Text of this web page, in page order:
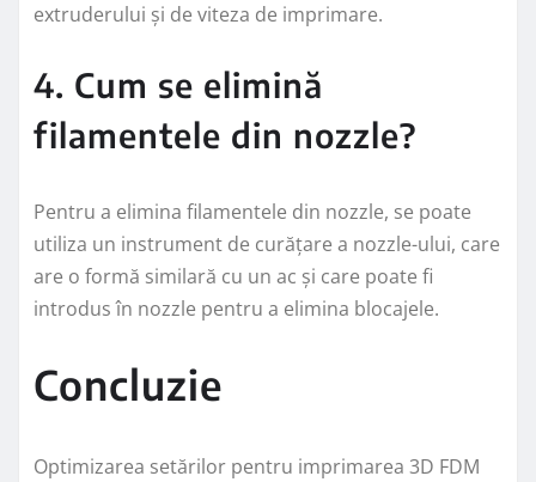
extruderului și de viteza de imprimare.
4. Cum se elimină
filamentele din nozzle?
Pentru a elimina filamentele din nozzle, se poate
utiliza un instrument de curățare a nozzle-ului, care
are o formă similară cu un ac și care poate fi
introdus în nozzle pentru a elimina blocajele.
Concluzie
Optimizarea setărilor pentru imprimarea 3D FDM